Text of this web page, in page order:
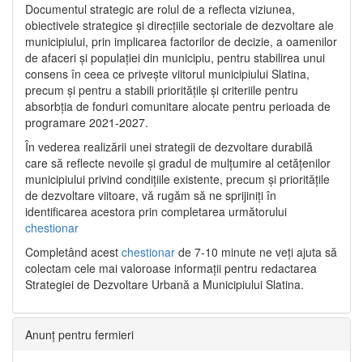
Documentul strategic are rolul de a reflecta viziunea,
obiectivele strategice și direcțiile sectoriale de dezvoltare ale
municipiului, prin implicarea factorilor de decizie, a oamenilor
de afaceri și populației din municipiu, pentru stabilirea unui
consens în ceea ce privește viitorul municipiului Slatina,
precum și pentru a stabili prioritățile și criteriile pentru
absorbția de fonduri comunitare alocate pentru perioada de
programare 2021-2027.
În vederea realizării unei strategii de dezvoltare durabilă
care să reflecte nevoile și gradul de mulțumire al cetățenilor
municipiului privind condițiile existente, precum și prioritățile
de dezvoltare viitoare, vă rugăm să ne sprijiniți în
identificarea acestora prin completarea următorului
chestionar
Completând acest chestionar de 7-10 minute ne veți ajuta să
colectam cele mai valoroase informații pentru redactarea
Strategiei de Dezvoltare Urbană a Municipiului Slatina.
Anunț pentru fermieri